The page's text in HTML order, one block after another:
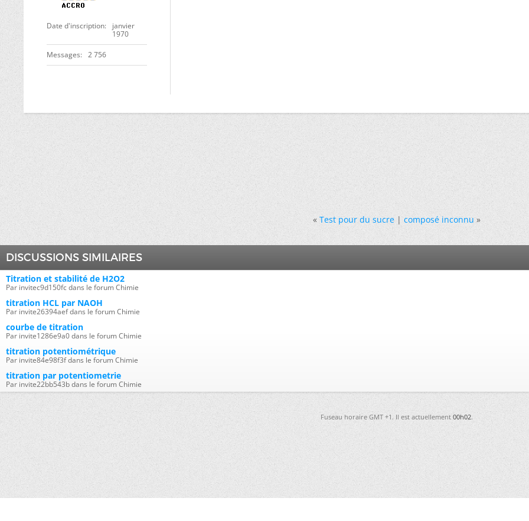
Date d'inscription
janvier
1970
Messages 2 756
« Test pour du sucre|composé inconnu »
DISCUSSIONS SIMILAIRES
Titration et stabilité de H2O2
Par invitec9d150fc dans le forum Chimie
titration HCL par NAOH
Par invite26394aef dans le forum Chimie
courbe de titration
Par invite1286e9a0 dans le forum Chimie
titration potentiométrique
Par invite84e98f3f dans le forum Chimie
titration par potentiometrie
Par invite22bb543b dans le forum Chimie
Fuseau horaire GMT +1. Il est actuellement00h02.